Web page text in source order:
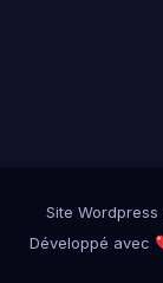
Site Wordpress
Développé avec